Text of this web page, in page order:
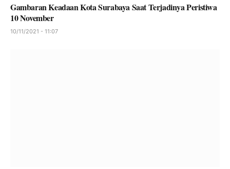
Gambaran Keadaan Kota Surabaya Saat Terjadinya Peristiwa
10 November
10/11/2021 - 11:07